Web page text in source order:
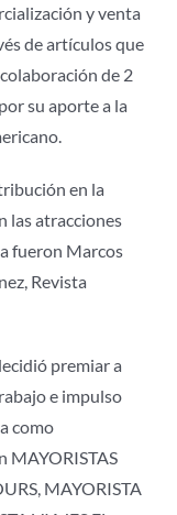
y venta
de artículos que
de 2
su aporte a la
en la
las atracciones
fueron Marcos
Revista
premiar a
e impulso
como
MAYORISTAS
MAYORISTA